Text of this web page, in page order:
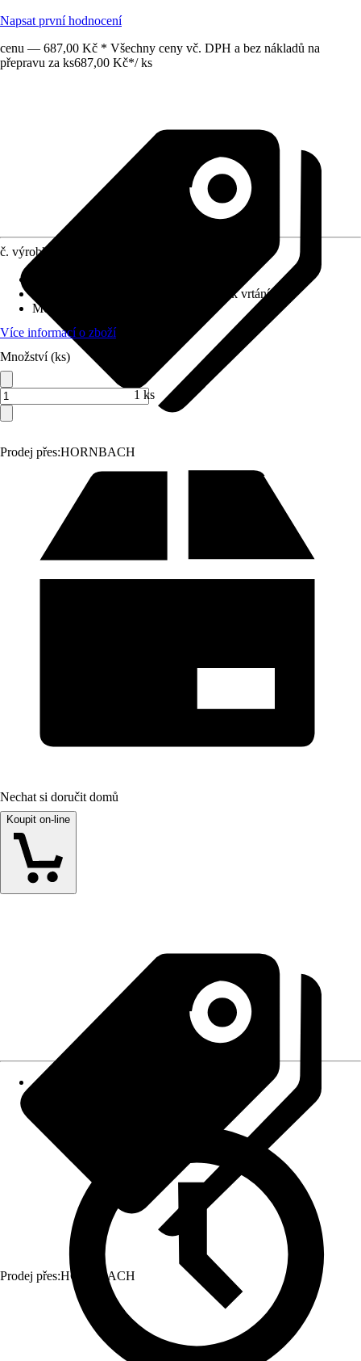
Napsat první hodnocení
cenu — 687,00 Kč * Všechny ceny vč. DPH a bez nákladů na
přepravu za ks687,00 Kč*/ ks
Prodej přes:HORNBACH
č. výrobku
Montážní materiál k vrtání
Možnost upevnění
Více informací o zboží
Množství (ks)
1 ks
Nechat si doručit domů
Koupit on-line
Prodej přes:HORNBACH